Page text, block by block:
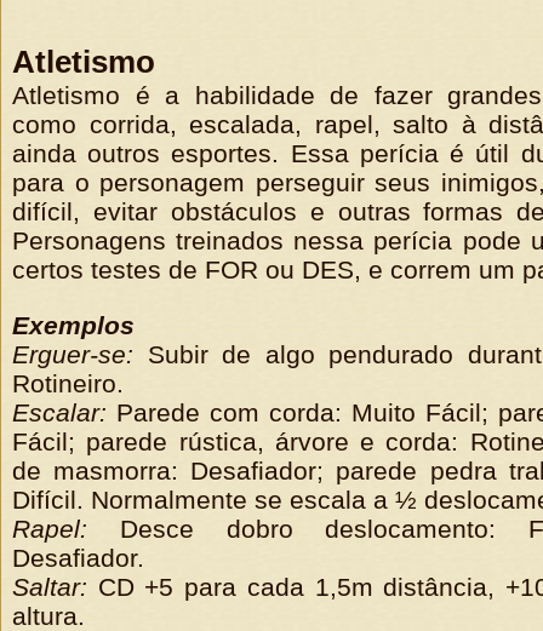
Atletismo
Atletismo é a habilidade de fazer
como corrida, escalada, rapel, salto à
ainda outros esportes. Essa perícia é útil
para o personagem perseguir seus
difícil, evitar obstáculos e outras formas
Personagens treinados nessa perícia pode
certos testes de FOR ou DES, e correm um
Exemplos
Erguer-se: Subir de algo pendurado
Rotineiro.
Escalar: Parede com corda: Muito Fácil;
Fácil; parede rústica, árvore e corda:
de masmorra: Desafiador; parede pedra
Difícil. Normalmente se escala a ½
Rapel: Desce dobro deslocamento:
Desafiador.
Saltar: CD +5 para cada 1,5m distância,
altura.